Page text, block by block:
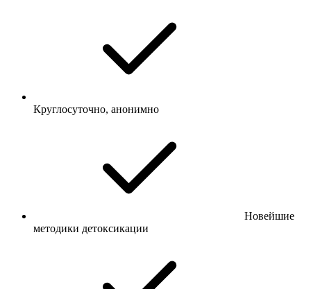
Круглосуточно, анонимно
Новейшие
методики детоксикации